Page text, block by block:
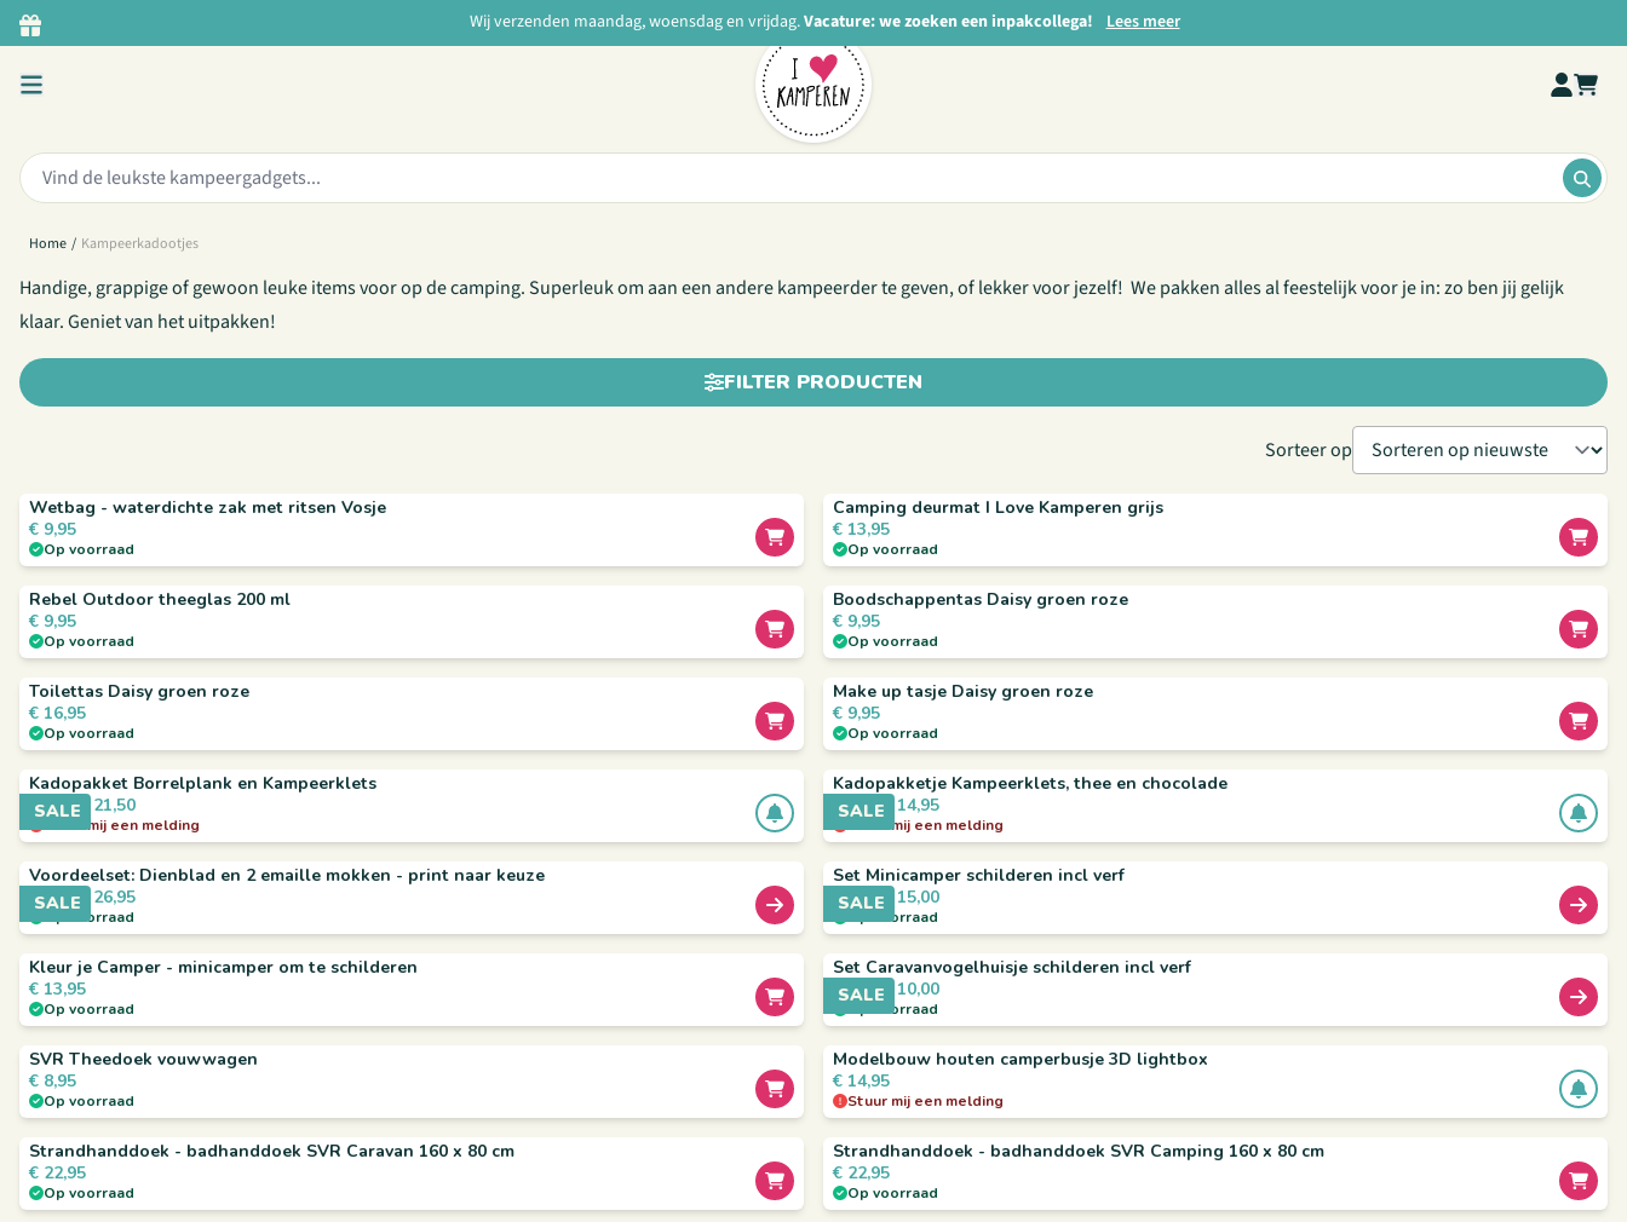
Ga naar de inhoud Wij verzenden maandag, woensdag en vrijdag.Vacature: we zoeken een inpakcollega! Lees meer
Zoeken:
Kadotips voor kampeerders
Home / Kampeerkadootjes
Handige, grappige of gewoon leuke items voor op de camping. Superleuk om aan een andere kampeerder te geven, of lekker voor jezelf! We pakken alles al feestelijk voor je in: zo ben jij gelijk
klaar. Geniet van het uitpakken!
FILTER PRODUCTEN
Sorteer op
Wetbag - waterdichte zak met ritsen Vosje
Op voorraad
€ 9,95
Camping deurmat I Love Kamperen grijs
Op voorraad
€ 13,95
Rebel Outdoor theeglas 200 ml
Op voorraad
€ 9,95
Boodschappentas Daisy groen roze
Op voorraad
€ 9,95
Toilettas Daisy groen roze
Op voorraad
€ 16,95
Make up tasje Daisy groen roze
Op voorraad
€ 9,95
SALE
Kadopakket Borrelplank en Kampeerklets
Stuur mij een melding
€23,90€ 21,50 SALE
Kadopakketje Kampeerklets, thee en chocolade
Stuur mij een melding
€16,85€ 14,95
SALE
Voordeelset: Dienblad en 2 emaille mokken - print naar keuze
Op voorraad
€29,85€ 26,95 SALE
Set Minicamper schilderen incl verf
Op voorraad
€17,90€ 15,00
Kleur je Camper - minicamper om te schilderen
Op voorraad
€ 13,95 SALE
Set Caravanvogelhuisje schilderen incl verf
Op voorraad
€12,90€ 10,00
SVR Theedoek vouwwagen
Op voorraad
€ 8,95
Modelbouw houten camperbusje 3D lightbox
Stuur mij een melding
€ 14,95
Strandhanddoek - badhanddoek SVR Caravan 160 x 80 cm
Op voorraad
€ 22,95
Strandhanddoek - badhanddoek SVR Camping 160 x 80 cm
Op voorraad
€ 22,95